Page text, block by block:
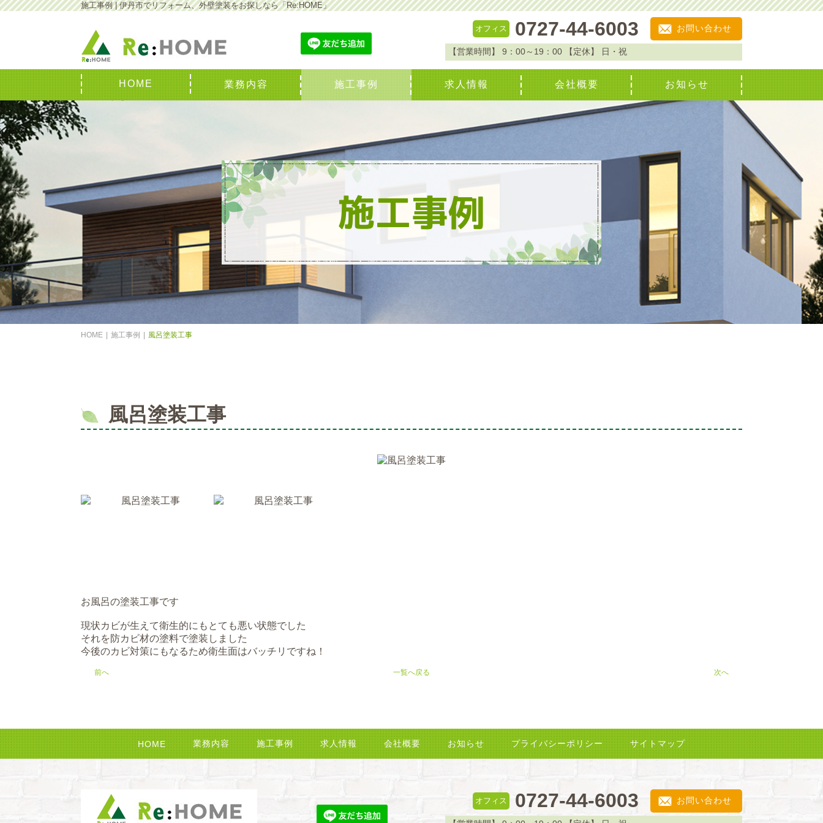
施工事例 | 伊丹市でリフォーム、外壁塗装をお探しなら「Re:HOME」
オフィス 0727-44-6003 お問い合わせ
【営業時間】 9：00～19：00 【定休】 日・祝
HOME 業務内容 施工事例 求人情報 会社概要 お知らせ
施工事例
HOME 施工事例 風呂塗装工事
風呂塗装工事
お風呂の塗装工事です
現状カビが生えて衛生的にもとても悪い状態でした
それを防カビ材の塗料で塗装しました
今後のカビ対策にもなるため衛生面はバッチリですね！
前へ 一覧へ戻る 次へ
HOME 業務内容 施工事例 求人情報 会社概要 お知らせ プライバシーポリシー サイトマップ
オフィス 0727-44-6003 お問い合わせ